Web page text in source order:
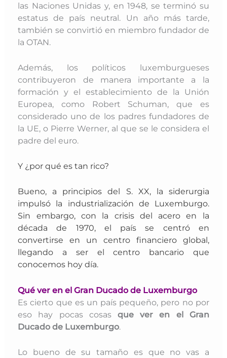
las Naciones Unidas y, en 1948, se terminó su
estatus de país neutral. Un año más tarde,
también se convirtió en miembro fundador de
la OTAN.
Además, los políticos luxemburgueses
contribuyeron de manera importante a la
formación y el establecimiento de la Unión
Europea, como Robert Schuman, que es
considerado uno de los padres fundadores de
la UE, o Pierre Werner, al que se le considera el
padre del euro.
Y ¿por qué es tan rico?
Bueno, a principios del S. XX, la siderurgia
impulsó la industrialización de Luxemburgo.
Sin embargo, con la crisis del acero en la
década de 1970, el país se centró en
convertirse en un centro financiero global,
llegando a ser el centro bancario que
conocemos hoy día.
Qué ver en el Gran Ducado de Luxemburgo
Es cierto que es un país pequeño, pero no por
eso hay pocas cosas que ver en el Gran
Ducado de Luxemburgo.
Lo bueno de su tamaño es que no vas a